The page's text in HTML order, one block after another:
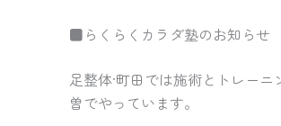
■らくらくカラダ塾のお知らせ
足整体·町田では施術とトレー
曽でやっています。